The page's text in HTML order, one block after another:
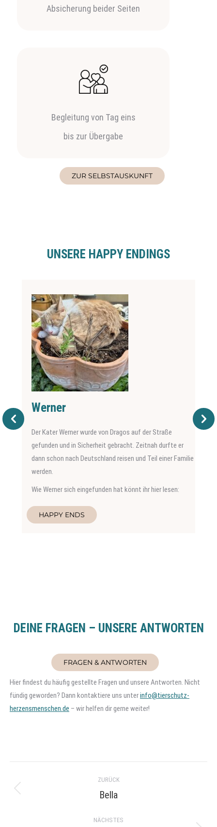
Absicherung beider Seiten
Begleitung von Tag eins
bis zur Übergabe
ZUR SELBSTAUSKUNFT
UNSERE HAPPY ENDINGS
Werner
Der Kater Werner wurde von Dragos auf der Straße
gefunden und in Sicherheit gebracht. Zeitnah durfte er
dann schon nach Deutschland reisen und Teil einer Familie
werden.
Wie Werner sich eingefunden hat könnt ihr hier lesen:
HAPPY ENDS
DEINE FRAGEN – UNSERE ANTWORTEN
FRAGEN & ANTWORTEN
Hier findest du häufig gestellte Fragen und unsere Antworten. Nicht
fündig geworden? Dann kontaktiere uns unterinfo@tierschutz-
herzensmenschen.de – wir helfen dir gerne weiter!
navigation
ZURÜCK
Previous
Bella
NÄCHSTES